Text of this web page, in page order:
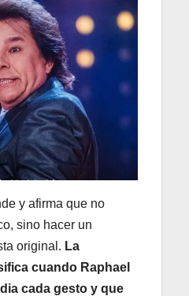
y afirma que no
sino hacer un
original. La
cuando Raphael
cada gesto y que